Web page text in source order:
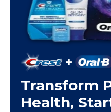
Transform
Health,